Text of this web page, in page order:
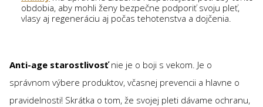
obdobia, aby mohli ženy bezpečne podporiť svoju pleť,
vlasy aj regeneráciu aj počas tehotenstva a dojčenia.
Anti-age starostlivosťnie je o boji s vekom. Je o
správnom výbere produktov, včasnej prevencii a hlavne o
pravidelnosti! Skrátka o tom, že svojej pleti dávame ochranu,